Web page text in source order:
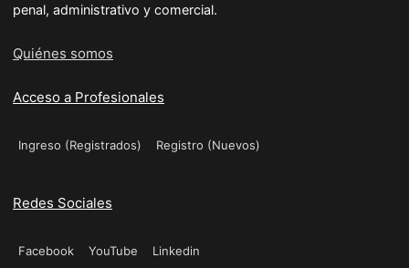
penal, administrativo y comercial.
Quiénes somos
Acceso a Profesionales
Ingreso (Registrados) Registro (Nuevos)
Redes Sociales
Facebook YouTube Linkedin